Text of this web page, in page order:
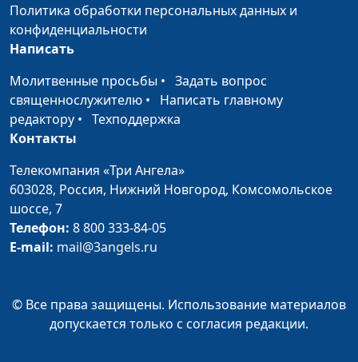
Царь Езекия: исцеление от
смертельной болезни
магистр молодежного
служения
Когда Бог отвечает?
Пророчества о Христе
священнослужитель
Политика обработки персональных данных и
конфиденциальности
Написать
Молитвенные просьбы • Задать вопрос
священнослужителю • Написать главному
редактору • Техподдержка
Контакты
Телекомпания «Три Ангела»
603028, Россия, Нижний Новгород, Комсомольское
шоссе, 7
Телефон: 8 800 333-84-05
E-mail: mail@3angels.ru
© Все права защищены. Использование материалов
допускается только с согласия редакции.